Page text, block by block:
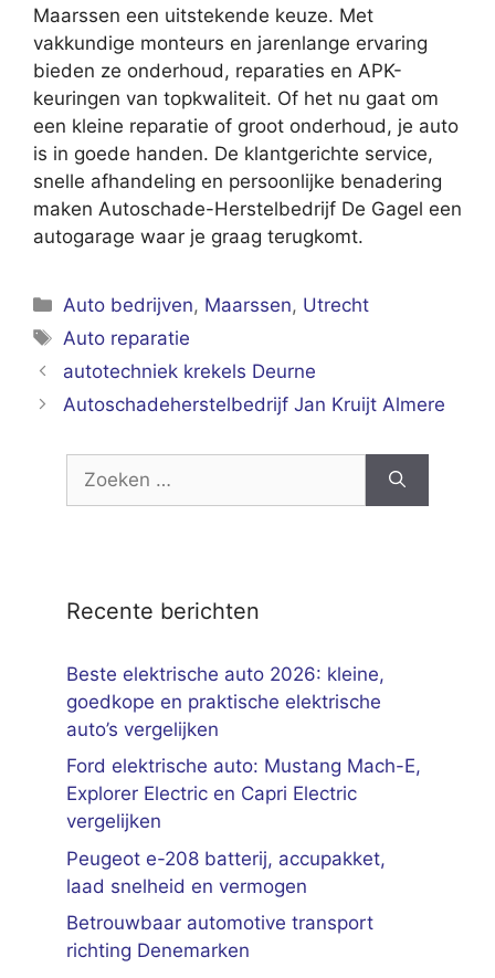
Maarssen een uitstekende keuze. Met
vakkundige monteurs en jarenlange ervaring
bieden ze onderhoud, reparaties en APK-
keuringen van topkwaliteit. Of het nu gaat om
een kleine reparatie of groot onderhoud, je auto
is in goede handen. De klantgerichte service,
snelle afhandeling en persoonlijke benadering
maken Autoschade-Herstelbedrijf De Gagel een
autogarage waar je graag terugkomt.
Categorieën
Auto bedrijven, Maarssen, Utrecht
Tags
Auto reparatie
autotechniek krekels Deurne
Autoschadeherstelbedrijf Jan Kruijt Almere
naar:
Recente berichten
Beste elektrische auto 2026: kleine,
goedkope en praktische elektrische
auto’s vergelijken
Ford elektrische auto: Mustang Mach-E,
Explorer Electric en Capri Electric
vergelijken
Peugeot e-208 batterij, accupakket,
laad snelheid en vermogen
Betrouwbaar automotive transport
richting Denemarken